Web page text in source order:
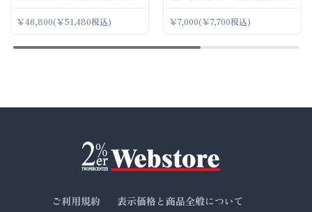
￥46,800(￥51,480税込) ￥7,000(￥7,700税込)
ご利用規約
表示価格と商品全般について